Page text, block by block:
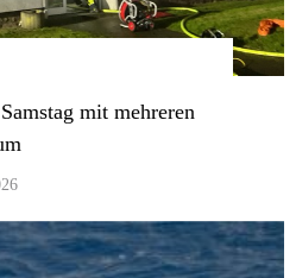
mit mehreren